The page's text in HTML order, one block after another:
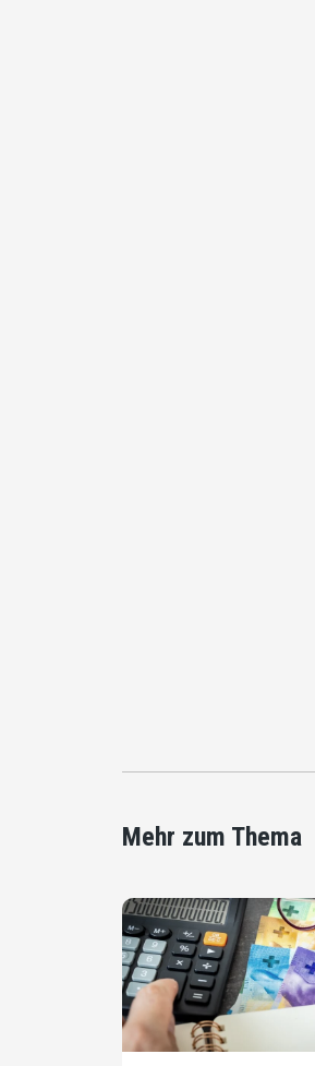
Mehr zum Thema